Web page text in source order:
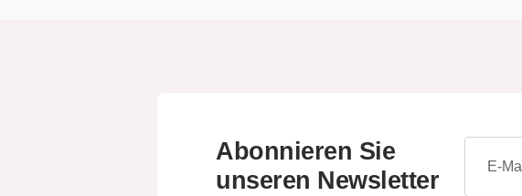
Abonnieren Sie
unseren Newsletter